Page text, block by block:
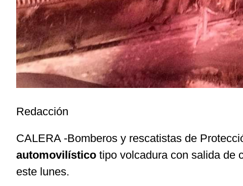
Redacción
CALERA -Bomberos y rescatistas de
automovilístico tipo volcadura con salida de
este lunes.